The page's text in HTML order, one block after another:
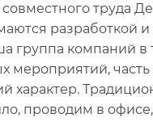
труда
разработкой
группа компаний в
мероприятий,
характер.
проводим в